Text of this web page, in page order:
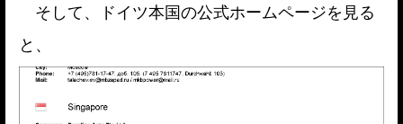
そして、ドイツ本国の公式ホームページを見る
と、